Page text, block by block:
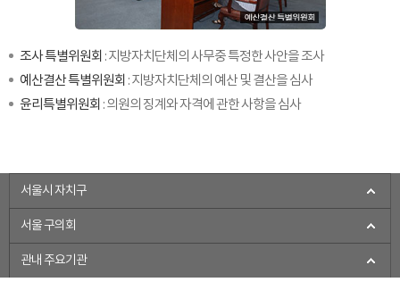
조사 특별위원회 : 지방자치단체의 사무중 특정한 사안을 조사
예산결산 특별위원회 : 지방자치단체의 예산 및 결산을 심사
윤리특별위원회 : 의원의 징계와 자격에 관한 사항을 심사
서울시 자치구
서울 구의회
관내 주요기관